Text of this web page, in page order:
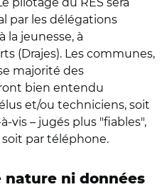
par les délégations
la jeunesse, à
(Drajes). Les communes,
majorité des
bien entendu
et/ou techniciens, soit
vis – jugés plus "fiables",
par téléphone.
nature ni données